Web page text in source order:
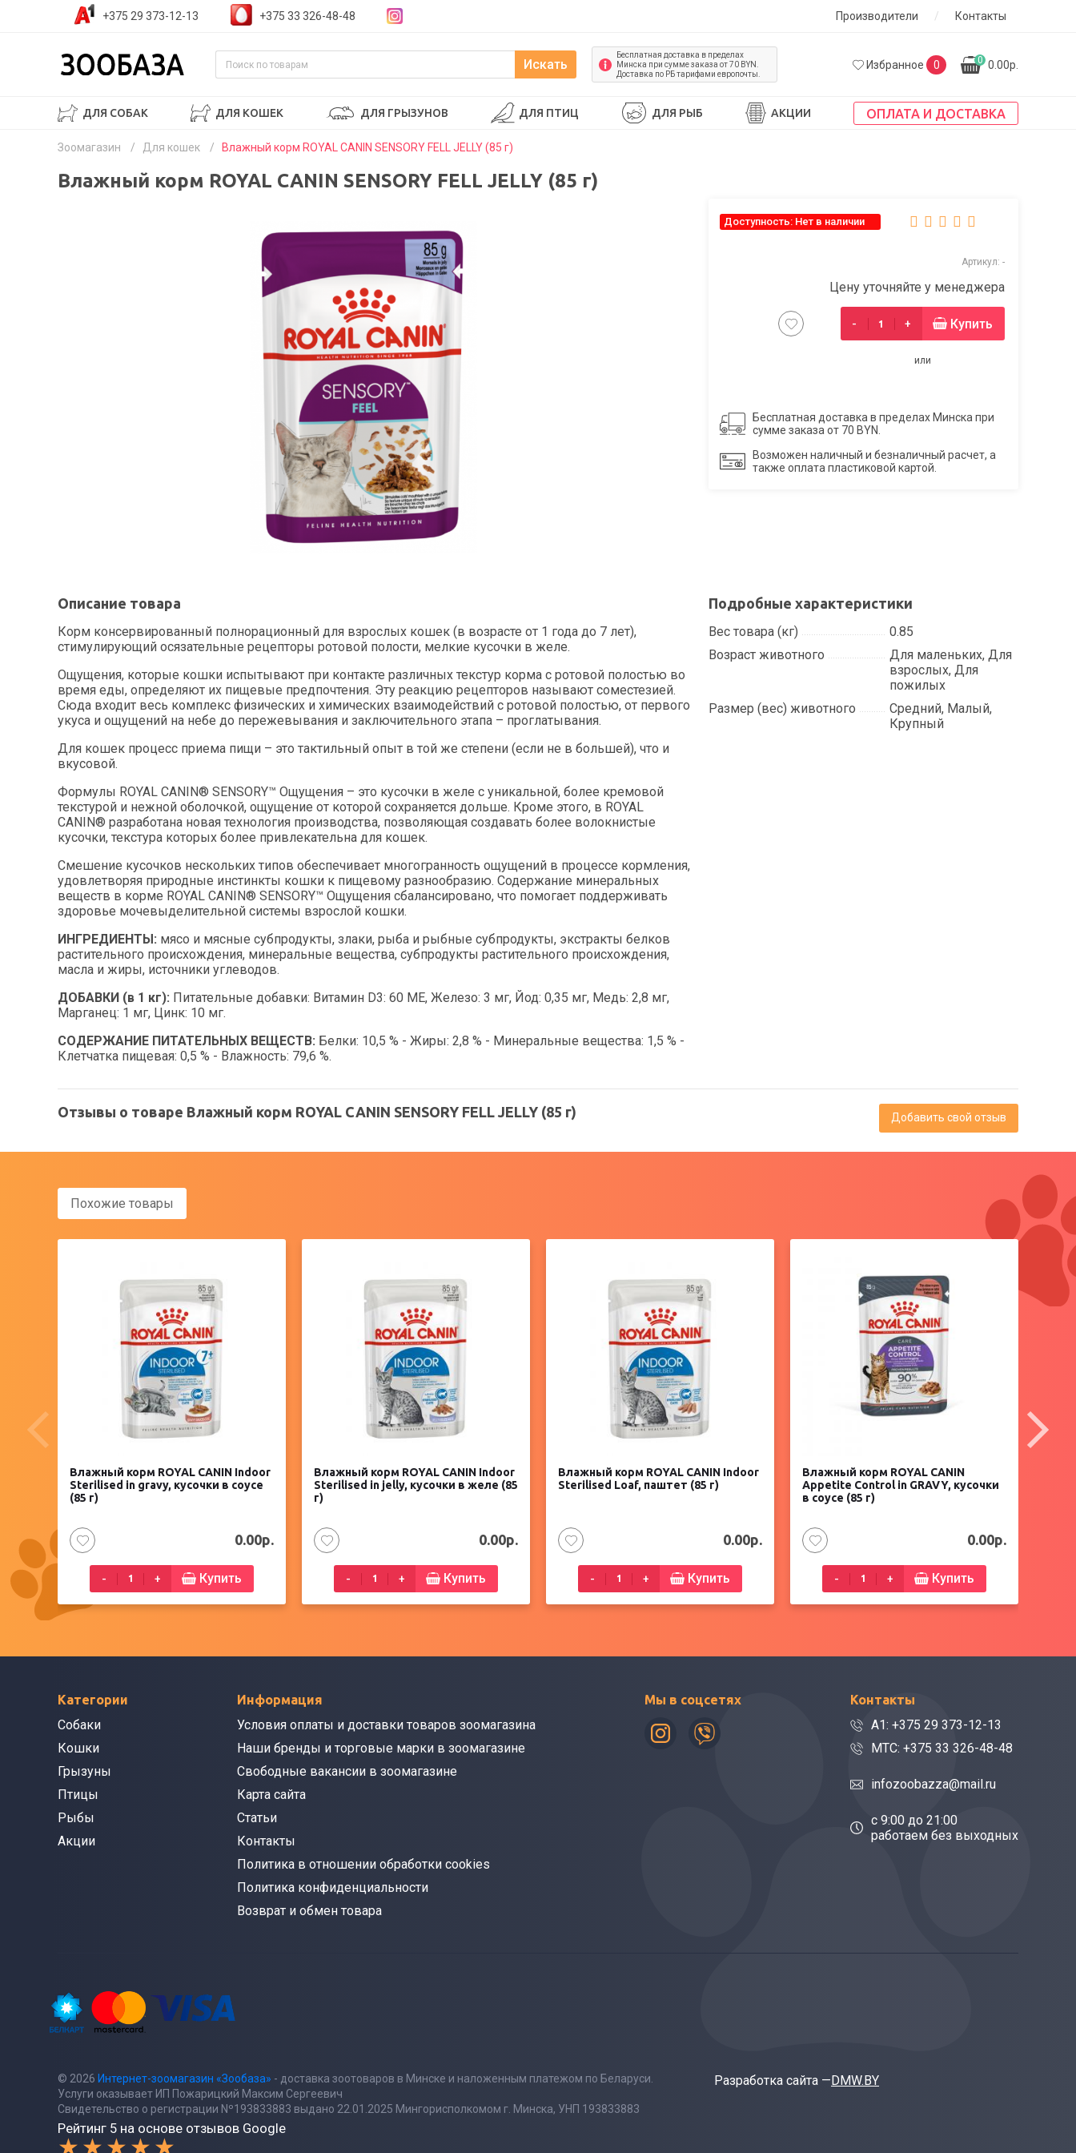
+375 29 373-12-13 +375 33 326-48-48 Производители / Контакты
Искать
Бесплатная доставка в пределах
Минска при сумме заказа от 70 BYN.
Доставка по РБ тарифами европочты.
Избранное 0 0 0.00р.
ДЛЯ СОБАК ДЛЯ КОШЕК ДЛЯ ГРЫЗУНОВ ДЛЯ ПТИЦ ДЛЯ РЫБ АКЦИИ ОПЛАТА И ДОСТАВКА
Зоомагазин / Для кошек / Влажный корм ROYAL CANIN SENSORY FELL JELLY (85 г)
Влажный корм ROYAL CANIN SENSORY FELL JELLY (85 г)
Доступность: Нет в наличии
Артикул: -
Цену уточняйте у менеджера
- + Купить
или
Бесплатная доставка в пределах Минска при
сумме заказа от 70 BYN.
Возможен наличный и безналичный расчет, а
также оплата пластиковой картой.
Описание товара
Корм консервированный полнорационный для взрослых кошек (в возрасте от 1 года до 7 лет),
стимулирующий осязательные рецепторы ротовой полости, мелкие кусочки в желе.
Ощущения, которые кошки испытывают при контакте различных текстур корма с ротовой полостью во
время еды, определяют их пищевые предпочтения. Эту реакцию рецепторов называют соместезией.
Сюда входит весь комплекс физических и химических взаимодействий с ротовой полостью, от первого
укуса и ощущений на небе до пережевывания и заключительного этапа – проглатывания.
Для кошек процесс приема пищи – это тактильный опыт в той же степени (если не в большей), что и
вкусовой.
Формулы ROYAL CANIN® SENSORY™ Ощущения – это кусочки в желе с уникальной, более кремовой
текстурой и нежной оболочкой, ощущение от которой сохраняется дольше. Кроме этого, в ROYAL
CANIN® разработана новая технология производства, позволяющая создавать более волокнистые
кусочки, текстура которых более привлекательна для кошек.
Смешение кусочков нескольких типов обеспечивает многогранность ощущений в процессе кормления,
удовлетворяя природные инстинкты кошки к пищевому разнообразию. Содержание минеральных
веществ в корме ROYAL CANIN® SENSORY™ Ощущения сбалансировано, что помогает поддерживать
здоровье мочевыделительной системы взрослой кошки.
ИНГРЕДИЕНТЫ: мясо и мясные субпродукты, злаки, рыба и рыбные субпродукты, экстракты белков
растительного происхождения, минеральные вещества, субпродукты растительного происхождения,
масла и жиры, источники углеводов.
ДОБАВКИ (в 1 кг): Питательные добавки: Витамин D3: 60 ME, Железо: 3 мг, Йод: 0,35 мг, Медь: 2,8 мг,
Марганец: 1 мг, Цинк: 10 мг.
СОДЕРЖАНИЕ ПИТАТЕЛЬНЫХ ВЕЩЕСТВ: Белки: 10,5 % - Жиры: 2,8 % - Минеральные вещества: 1,5 % -
Клетчатка пищевая: 0,5 % - Влажность: 79,6 %.
Подробные характеристики
Вес товара (кг)
0.85
Возраст животного
Для маленьких, Для
взрослых, Для
пожилых
Размер (вес) животного
Средний, Малый,
Крупный
Отзывы о товаре Влажный корм ROYAL CANIN SENSORY FELL JELLY (85 г) Добавить свой отзыв
Похожие товары
Влажный корм ROYAL CANIN Indoor
Sterilised in gravy, кусочки в соусе
(85 г)
0.00р.
- + Купить
Влажный корм ROYAL CANIN Indoor
Sterilised in jelly, кусочки в желе (85
г)
0.00р.
- + Купить
Влажный корм ROYAL CANIN Indoor
Sterilised Loaf, паштет (85 г)
0.00р.
- + Купить
Влажный корм ROYAL CANIN
Appetite Control in GRAVY, кусочки
в соусе (85 г)
0.00р.
- + Купить
Категории
Собаки
Кошки
Грызуны
Птицы
Рыбы
Акции
Информация
Условия оплаты и доставки товаров зоомагазина
Наши бренды и торговые марки в зоомагазине
Свободные вакансии в зоомагазине
Карта сайта
Статьи
Контакты
Политика в отношении обработки cookies
Политика конфиденциальности
Возврат и обмен товара
Мы в соцсетях Контакты
A1: +375 29 373-12-13
МТС: +375 33 326-48-48
infozoobazza@mail.ru
c 9:00 до 21:00
работаем без выходных
© 2026 Интернет-зоомагазин «Зообаза» - доставка зоотоваров в Минске и наложенным платежом по Беларуси.
Услуги оказывает ИП Пожарицкий Максим Сергеевич
Свидетельство о регистрации Nº193833883 выдано 22.01.2025 Мингорисполкомом г. Минска, УНП 193833883
Рейтинг 5 на основе отзывов Google
Разработка сайта — DMW.BY